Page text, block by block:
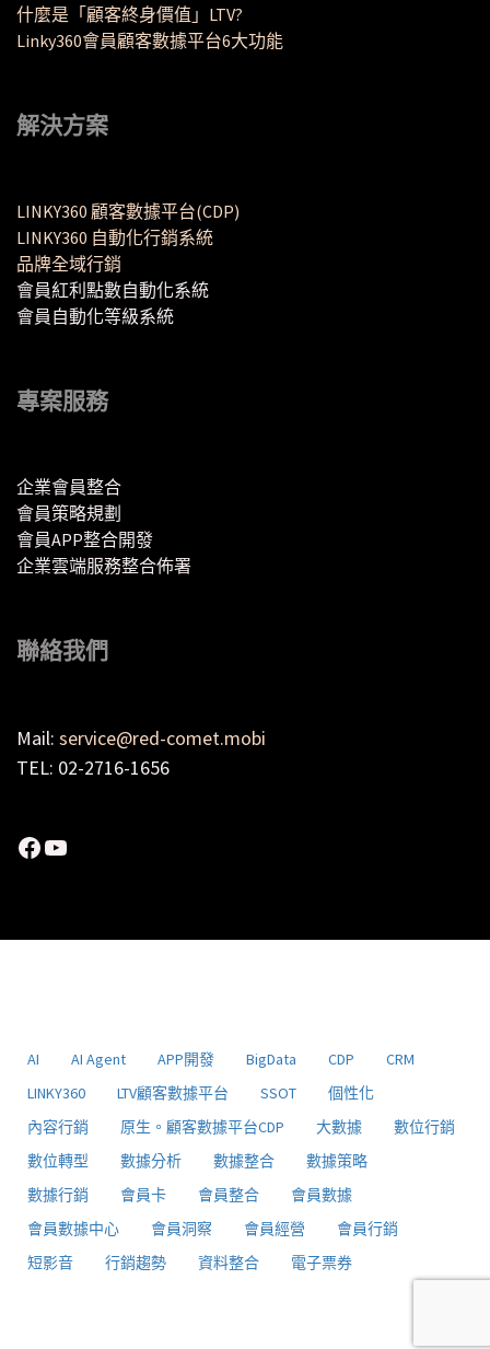
什麼是「顧客終身價值」LTV?
Linky360會員顧客數據平台6大功能
解決方案
LINKY360 顧客數據平台(CDP)
LINKY360 自動化行銷系統
品牌全域行銷
會員紅利點數自動化系統
會員自動化等級系統
專案服務
企業會員整合
會員策略規劃
會員APP整合開發
企業雲端服務整合佈署
聯絡我們
Mail: service@red-comet.mobi
TEL: 02-2716-1656
Facebook
YouTube
AI AI Agent APP開發 BigData CDP
CRM
LINKY360
LTV顧客數據平台 SSOT
個性化
內容行銷
原生。顧客數據平台CDP 大數據
數位行銷
數位轉型
數據分析 數據整合
數據策略
數據行銷
會員卡 會員整合
會員數據
會員數據中心
會員洞察 會員經營
會員行銷
短影音
行銷趨勢 資料整合 電子票券